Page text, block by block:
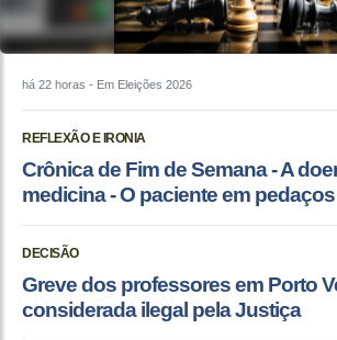
há 22 horas - Em Eleições 2026
REFLEXÃO E IRONIA
Crônica de Fim de Semana - A
medicina - O paciente em pedaços
DECISÃO
Greve dos professores em Porto
considerada ilegal pela Justiça